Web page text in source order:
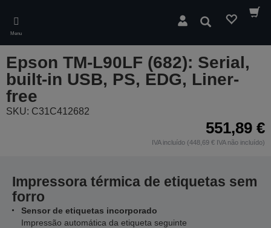
main
content
Menu
Pesquisar
Epson TM-L90LF (682): Serial,
built-in USB, PS, EDG, Liner-
free
SKU: C31C412682
551,89 €
IVA incluído (448,69 € IVA não incluído)
Impressora térmica de etiquetas sem
forro
Sensor de etiquetas incorporado
Impressão automática da etiqueta seguinte